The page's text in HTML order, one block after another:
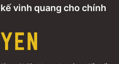
vinh quang cho chính